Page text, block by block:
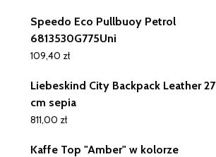
Speedo Eco Pullbuoy Petrol
6813530G775Uni
109,40 zł
Liebeskind City Backpack Leather 27
cm sepia
811,00 zł
Kaffe Top "Amber" w kolorze